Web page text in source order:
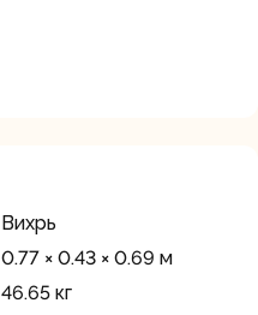
Вихрь
0.77 × 0.43 × 0.69 м
46.65 кг